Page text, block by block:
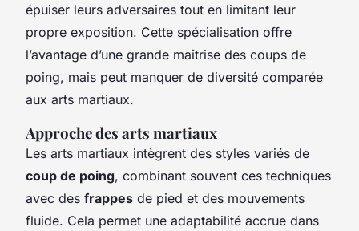
épuiser leurs adversaires tout en limitant leur
propre exposition. Cette spécialisation offre
l’avantage d’une grande maîtrise des coups de
poing, mais peut manquer de diversité comparée
aux arts martiaux.
Approche des arts martiaux
Les arts martiaux intègrent des styles variés de
coup de poing, combinant souvent ces techniques
avec des frappes de pied et des mouvements
fluide. Cela permet une adaptabilité accrue dans